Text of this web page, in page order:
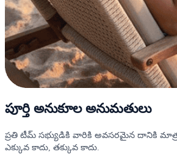
పూర్తి అనుకూల అనుమతులు
ప్రతి టీమ్ సభ్యుడికి వారికి అవసరమైన దానికి
ఎక్కువ కాదు, తక్కువ కాదు.